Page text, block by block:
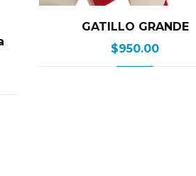
GATILLO GRANDE
$950.00